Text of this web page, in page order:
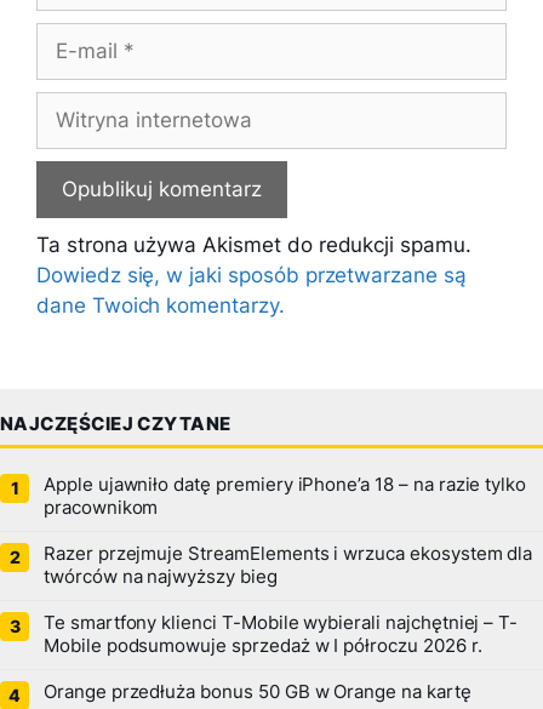
Witryna
internetowa
Ta strona używa Akismet do redukcji spamu.
Dowiedz się, w jaki sposób przetwarzane są
dane Twoich komentarzy.
NAJCZĘŚCIEJ CZYTANE
Apple ujawniło datę premiery iPhone’a 18 – na razie tylko
pracownikom
Razer przejmuje StreamElements i wrzuca ekosystem dla
twórców na najwyższy bieg
Te smartfony klienci T-Mobile wybierali najchętniej – T-
Mobile podsumowuje sprzedaż w I półroczu 2026 r.
Orange przedłuża bonus 50 GB w Orange na kartę